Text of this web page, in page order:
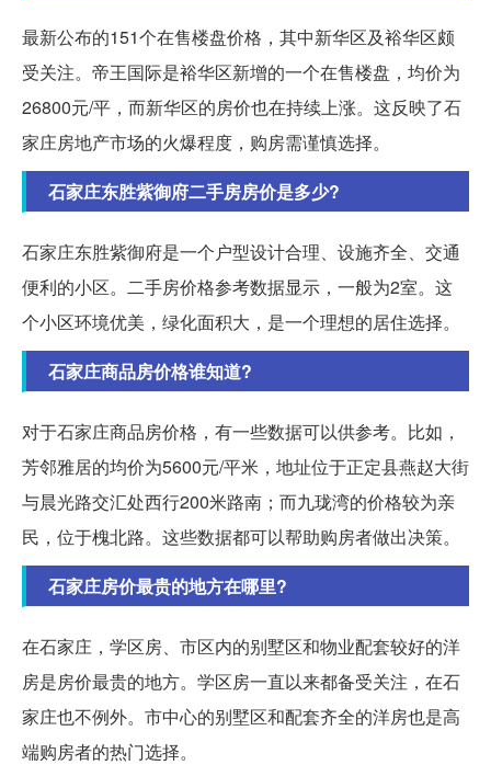
最新公布的151个在售楼盘价格，其中新华区及裕华区颇
受关注。帝王国际是裕华区新增的一个在售楼盘，均价为
26800元/平，而新华区的房价也在持续上涨。这反映了石
家庄房地产市场的火爆程度，购房需谨慎选择。
石家庄东胜紫御府二手房房价是多少?
石家庄东胜紫御府是一个户型设计合理、设施齐全、交通
便利的小区。二手房价格参考数据显示，一般为2室。这
个小区环境优美，绿化面积大，是一个理想的居住选择。
石家庄商品房价格谁知道?
对于石家庄商品房价格，有一些数据可以供参考。比如，
芳邻雅居的均价为5600元/平米，地址位于正定县燕赵大街
与晨光路交汇处西行200米路南；而九珑湾的价格较为亲
民，位于槐北路。这些数据都可以帮助购房者做出决策。
石家庄房价最贵的地方在哪里?
在石家庄，学区房、市区内的别墅区和物业配套较好的洋
房是房价最贵的地方。学区房一直以来都备受关注，在石
家庄也不例外。市中心的别墅区和配套齐全的洋房也是高
端购房者的热门选择。